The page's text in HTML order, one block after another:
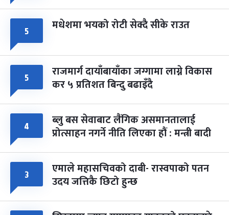
५ मधेशमा भयको रोटी सेक्दै सीके राउत
५ राजमार्ग दायाँबायाँका जग्गामा लाग्ने विकास
कर ५ प्रतिशत बिन्दु बढाइँदै
४ ब्लु बस सेवाबाट लैंगिक असमानतालाई
प्रोत्साहन नगर्ने नीति लिएका हौं : मन्त्री बादी
३ एमाले महासचिवको दाबी- रास्वपाको पतन
उदय जत्तिकै छिटो हुन्छ